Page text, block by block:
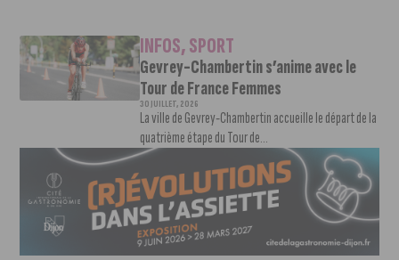
INFOS,SPORT
Gevrey-Chambertin s’anime avec le
Tour de France Femmes
30 JUILLET, 2026
La ville de Gevrey-Chambertin accueille le départ de la
quatrième étape du Tour de...